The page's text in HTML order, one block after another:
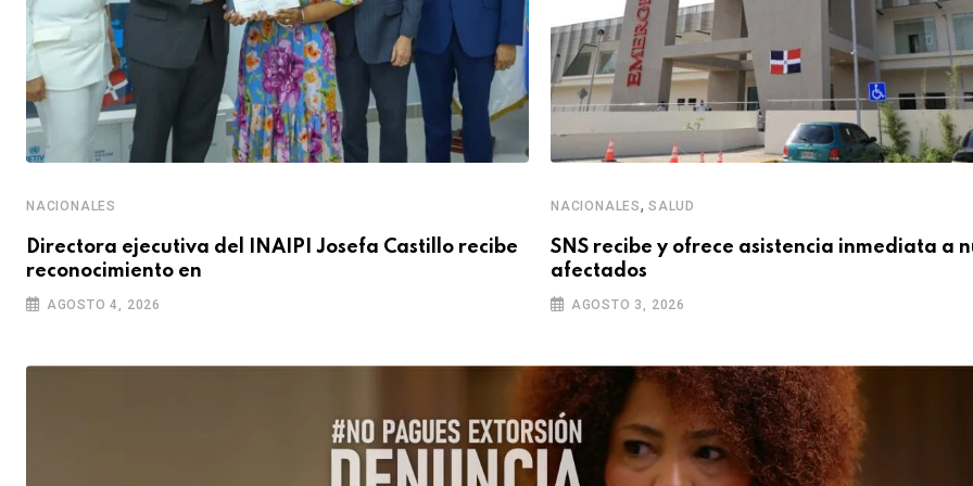
NACIONALES
Directora ejecutiva del INAIPI Josefa Castillo recibe
reconocimiento en
AGOSTO 4, 2026
NACIONALES, SALUD
SNS recibe y ofrece asistencia inmediata a
afectados
AGOSTO 3, 2026